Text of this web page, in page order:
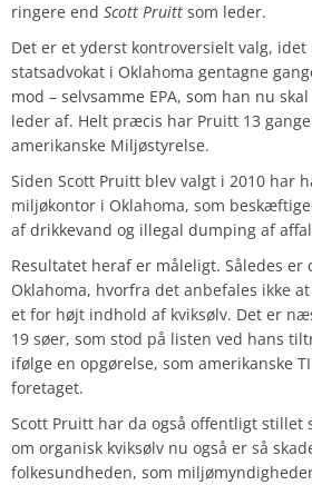
ringere end Scott Pruitt som leder.
Det er et yderst kontroversielt valg,
statsadvokat i Oklahoma gentagne
mod – selvsamme EPA, som han nu
leder af. Helt præcis har Pruitt 13
amerikanske Miljøstyrelse.
Siden Scott Pruitt blev valgt i 2010 har
miljøkontor i Oklahoma, som
af drikkevand og illegal dumping af
Resultatet heraf er måleligt. Således er
Oklahoma, hvorfra det anbefales ikke
et for højt indhold af kviksølv. Det er
19 søer, som stod på listen ved hans
ifølge en opgørelse, som amerikanske
foretaget.
Scott Pruitt har da også offentligt stillet
om organisk kviksølv nu også er så
folkesundheden, som